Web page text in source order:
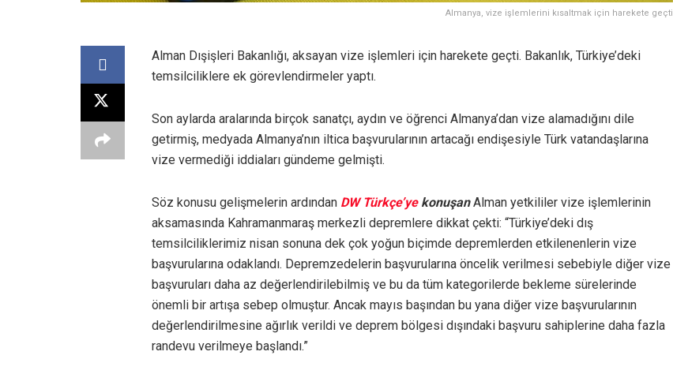
Almanya, vize işlemlerini kısaltmak için harekete geçti
Alman Dışişleri Bakanlığı, aksayan vize işlemleri için harekete geçti. Bakanlık, Türkiye’deki
temsilciliklere ek görevlendirmeler yaptı.
Son aylarda aralarında birçok sanatçı, aydın ve öğrenci Almanya’dan vize alamadığını dile
getirmiş, medyada Almanya’nın iltica başvurularının artacağı endişesiyle Türk vatandaşlarına
vize vermediği iddiaları gündeme gelmişti.
Söz konusu gelişmelerin ardından DW Türkçe’ye konuşanAlman yetkililer vize işlemlerinin
aksamasında Kahramanmaraş merkezli depremlere dikkat çekti: “Türkiye’deki dış
temsilciliklerimiz nisan sonuna dek çok yoğun biçimde depremlerden etkilenenlerin vize
başvurularına odaklandı. Depremzedelerin başvurularına öncelik verilmesi sebebiyle diğer vize
başvuruları daha az değerlendirilebilmiş ve bu da tüm kategorilerde bekleme sürelerinde
önemli bir artışa sebep olmuştur. Ancak mayıs başından bu yana diğer vize başvurularının
değerlendirilmesine ağırlık verildi ve deprem bölgesi dışındaki başvuru sahiplerine daha fazla
randevu verilmeye başlandı.”